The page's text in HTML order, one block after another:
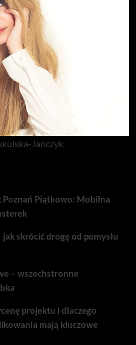
Jańczyk
Poznań Piątkowo: Mobilna
skrócić drogę od pomysłu
– wszechstronne
projektu i dlaczego
mają kluczowe